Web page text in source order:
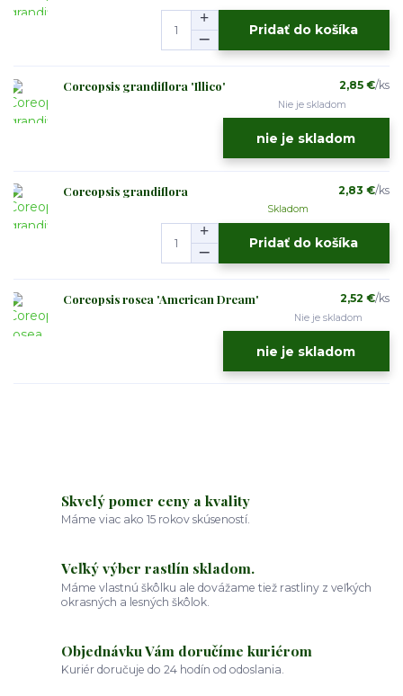
Pridať do košíka
Coreopsis grandiflora 'Illico' 2,85 €/ks
Nie je skladom
nie je skladom
Coreopsis grandiflora 2,83 €/ks
Skladom
Pridať do košíka
Coreopsis rosea 'American Dream' 2,52 €/ks
Nie je skladom
nie je skladom
Skvelý pomer ceny a kvality
Máme viac ako 15 rokov skúseností.
Veľký výber rastlín skladom.
Máme vlastnú škôlku ale dovážame tiež rastliny z veľkých
okrasných a lesných škôlok.
Objednávku Vám doručíme kuriérom
Kuriér doručuje do 24 hodín od odoslania.